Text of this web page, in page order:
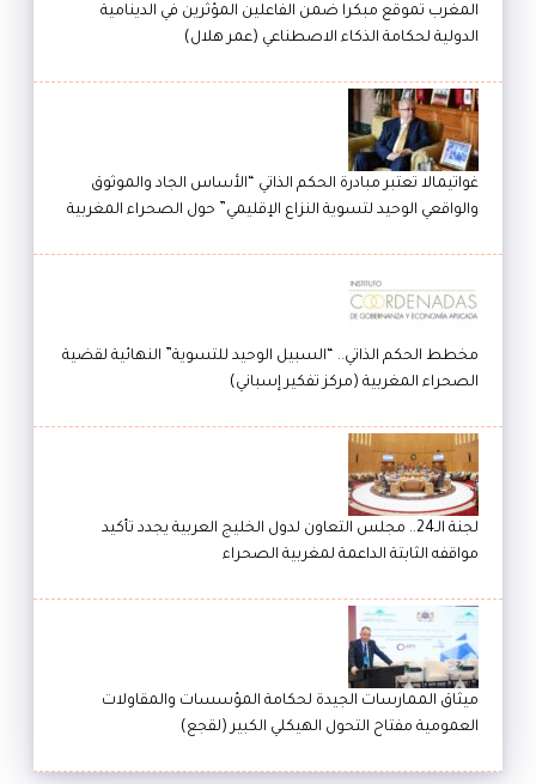
المغرب تموقع مبكرا ضمن الفاعلين المؤثرين في الدينامية
الدولية لحكامة الذكاء الاصطناعي (عمر هلال)
غواتيمالا تعتبر مبادرة الحكم الذاتي “الأساس الجاد والموثوق
والواقعي الوحيد لتسوية النزاع الإقليمي” حول الصحراء المغربية
مخطط الحكم الذاتي.. “السبيل الوحيد للتسوية” النهائية لقضية
الصحراء المغربية (مركز تفكير إسباني)
لجنة الـ24.. مجلس التعاون لدول الخليج العربية يجدد تأكيد
مواقفه الثابتة الداعمة لمغربية الصحراء
ميثاق الممارسات الجيدة لحكامة المؤسسات والمقاولات
العمومية مفتاح التحول الهيكلي الكبير (لقجع)